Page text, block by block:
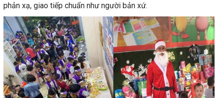
phản xạ, giao tiếp chuẩn như người bản xứ.